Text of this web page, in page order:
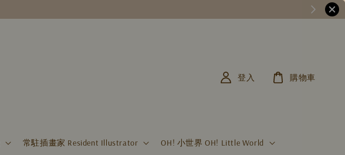
常駐插畫家 Resident Illustrator OH! 小世界 OH! Little World
登入 購物車